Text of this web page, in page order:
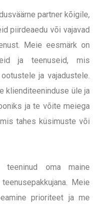
partner kõigile,
piirdeaedu või vajavad
Meie eesmärk on
ja teenuseid, mis
ja vajadustele.
klienditeeninduse üle ja
ja te võite meiega
tahes küsimuste või
teeninud oma maine
Meie
prioriteet ja me